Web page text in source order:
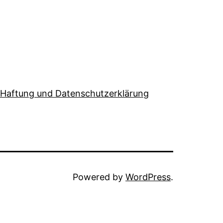
Haftung und Datenschutzerklärung
Powered by WordPress.